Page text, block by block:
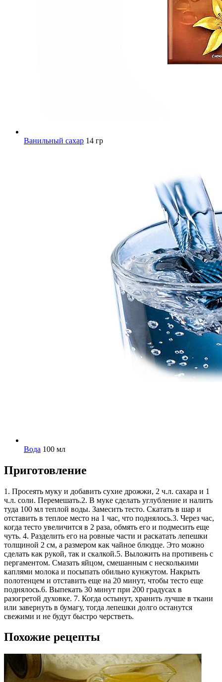
Ванильный сахар 14 гр
Вода 100 мл
Приготовление
1. Просеять муку и добавить сухие дрожжи, 2 ч.л. сахара и 1
ч.л. соли. Перемешать.2. В муке сделать углубление и налить
туда 100 мл теплой воды. Замесить тесто. Скатать в шар и
отставить в теплое место на 1 час, что поднялось.3. Через час,
когда тесто увеличится в 2 раза, обмять его и подмесить еще
чуть. 4. Разделить его на ровные части и раскатать лепешки
толщиной 2 см, а размером как чайное блюдце. Это можно
сделать как рукой, так и скалкой.5. Выложить на противень с
пергаментом. Смазать яйцом, смешанным с несколькими
каплями молока и посыпать обильно кунжутом. Накрыть
полотенцем и отставить еще на 20 минут, чтобы тесто еще
поднялось.6. Выпекать 30 минут при 200 градусах в
разогретой духовке. 7. Когда остынут, хранить лучше в ткани
или завернуть в бумагу, тогда лепешки долго останутся
свежими и не будут быстро черстветь.
Похожие рецепты